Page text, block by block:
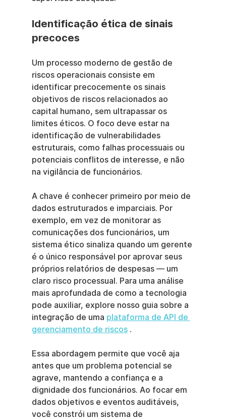
Identificação ética de sinais
precoces
Um processo moderno de gestão de
riscos operacionais consiste em
identificar precocemente os sinais
objetivos de riscos relacionados ao
capital humano, sem ultrapassar os
limites éticos. O foco deve estar na
identificação de vulnerabilidades
estruturais, como falhas processuais ou
potenciais conflitos de interesse, e não
na vigilância de funcionários.
A chave é conhecer primeiro por meio de
dados estruturados e imparciais. Por
exemplo, em vez de monitorar as
comunicações dos funcionários, um
sistema ético sinaliza quando um gerente
é o único responsável por aprovar seus
próprios relatórios de despesas — um
claro risco processual. Para uma análise
mais aprofundada de como a tecnologia
pode auxiliar, explore nosso guia sobre a
integração de uma plataforma de API de
gerenciamento de riscos .
Essa abordagem permite que você aja
antes que um problema potencial se
agrave, mantendo a confiança e a
dignidade dos funcionários. Ao focar em
dados objetivos e eventos auditáveis,
você constrói um sistema de